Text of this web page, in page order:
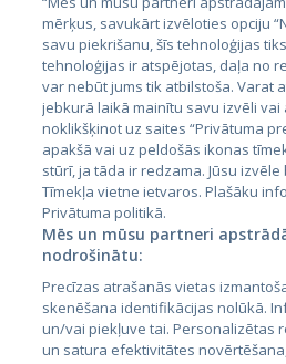
Латвия
Литва
City24.lv
City24.ee
GetaPro.lv
GetaPro.ee
mērķus, savukārt izvēloties opciju
savu piekrišanu, šīs tehnoloģijas
tehnoloģijas ir atspējotas, daļa no
var nebūt jums tik atbilstoša. Varat
jebkurā laikā mainītu savu izvēli
noklikšķinot uz saites “Privātuma
apakšā vai uz peldošās ikonas
stūrī, ja tāda ir redzama. Jūsu
Tīmekļa vietne ietvaros. Plašāku
Privātuma politikā.
Mēs un mūsu partneri
nodrošinātu:
Precīzas atrašanās vietas
skenēšana identifikācijas nolūkā.
un/vai piekļuve tai. Personalizētas
un satura efektivitātes